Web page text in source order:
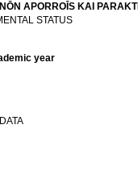
APORROĪS KAI
STATUS
year